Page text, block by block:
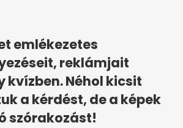
emlékezetes
reklámjait
kvízben. Néhol kicsit
a kérdést, de a képek
szórakozást!